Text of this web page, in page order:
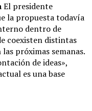
El presidente
la propuesta todavía
dentro de
coexisten distintas
próximas semanas.
de ideas»,
es una base